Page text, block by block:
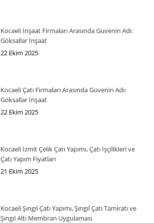
Kocaeli İnşaat Firmaları Arasında Güvenin Adı:
Göksallar İnşaat
22 Ekim 2025
Kocaeli Çatı Firmaları Arasında Güvenin Adı:
Göksallar İnşaat
22 Ekim 2025
Kocaeli İzmit Çelik Çatı Yapımı, Çatı İşçilikleri ve
Çatı Yapım Fiyatları
21 Ekim 2025
Kocaeli Şıngıl Çatı Yapımı, Şıngıl Çatı Tamiratı ve
Şıngıl Altı Membran Uygulaması